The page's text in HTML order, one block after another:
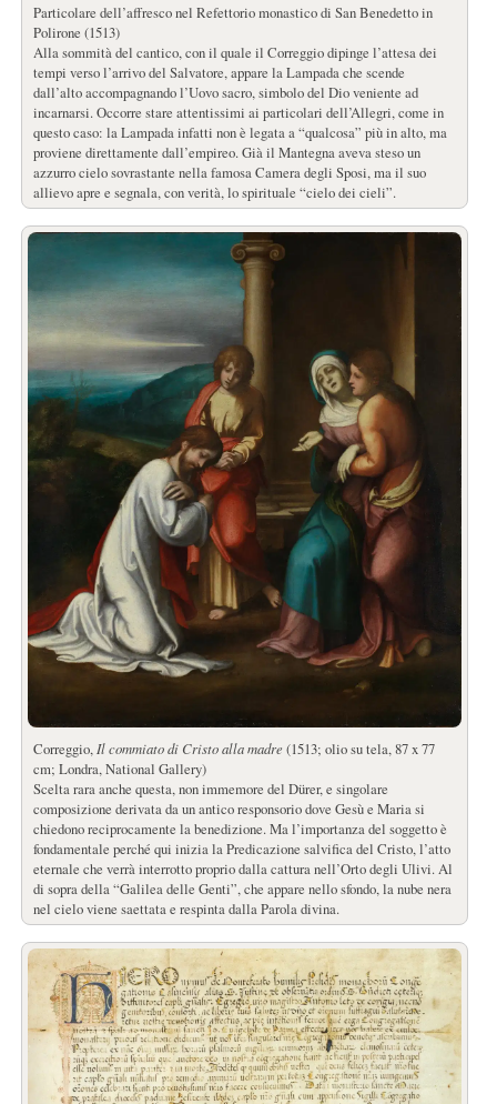
Particolare dell’affresco nel Refettorio monastico di San Benedetto in
Polirone (1513)
Alla sommità del cantico, con il quale il Correggio dipinge l’attesa dei
tempi verso l’arrivo del Salvatore, appare la Lampada che scende
dall’alto accompagnando l’Uovo sacro, simbolo del Dio veniente ad
incarnarsi. Occorre stare attentissimi ai particolari dell’Allegri, come in
questo caso: la Lampada infatti non è legata a “qualcosa” più in alto, ma
proviene direttamente dall’empireo. Già il Mantegna aveva steso un
azzurro cielo sovrastante nella famosa Camera degli Sposi, ma il suo
allievo apre e segnala, con verità, lo spirituale “cielo dei cieli”.
Correggio,Il commiato di Cristo alla madre (1513; olio su tela, 87 x 77
cm; Londra, National Gallery)
Scelta rara anche questa, non immemore del Dürer, e singolare
composizione derivata da un antico responsorio dove Gesù e Maria si
chiedono reciprocamente la benedizione. Ma l’importanza del soggetto è
fondamentale perché qui inizia la Predicazione salvifica del Cristo, l’atto
eternale che verrà interrotto proprio dalla cattura nell’Orto degli Ulivi. Al
di sopra della “Galilea delle Genti”, che appare nello sfondo, la nube nera
nel cielo viene saettata e respinta dalla Parola divina.